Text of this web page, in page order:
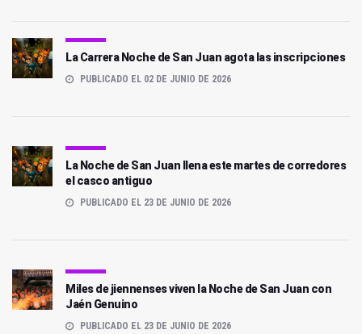
La Carrera Noche de San Juan agota las inscripciones
PUBLICADO EL 02 DE JUNIO DE 2026
La Noche de San Juan llena este martes de corredores
el casco antiguo
PUBLICADO EL 23 DE JUNIO DE 2026
Miles de jiennenses viven la Noche de San Juan con
Jaén Genuino
PUBLICADO EL 23 DE JUNIO DE 2026